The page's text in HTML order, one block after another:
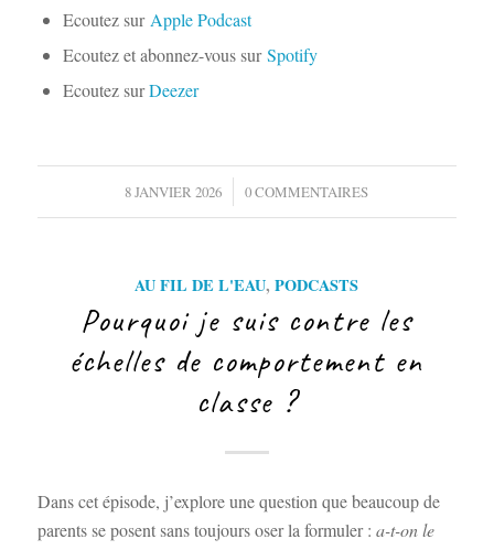
Ecoutez sur Apple Podcast
Ecoutez et abonnez-vous surSpotify
Ecoutez surDeezer
8 JANVIER 2026
/ 0 COMMENTAIRES
AU FIL DE L'EAU,PODCASTS
Pourquoi je suis contre les
échelles de comportement en
classe ?
Dans cet épisode, j’explore une question que beaucoup de
parents se posent sans toujours oser la formuler : a-t-on le